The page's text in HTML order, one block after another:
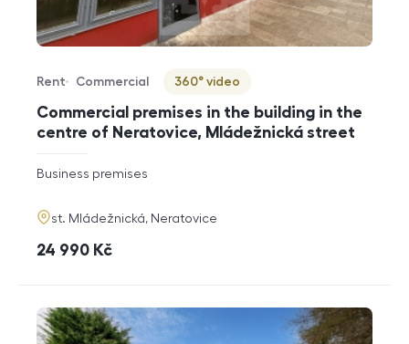
Commercial premises in the building in the
centre of Neratovice, Mládežnická street
Offer type
Rent
Property type
Commercial
Virtuální prohlídka
360° video
rozměry
disposition
Business premises
adresa
st. Mládežnická, Neratovice
cena
24 990 Kč